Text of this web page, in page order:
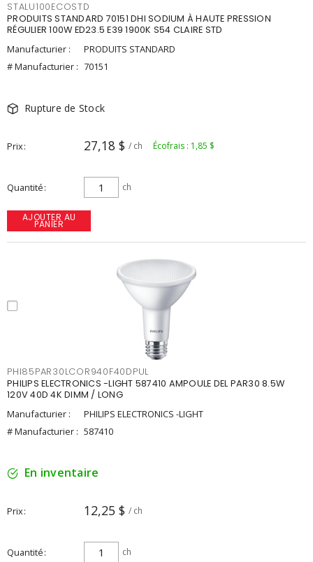
STALU100ECOSTD
PRODUITS STANDARD 70151 DHI SODIUM À HAUTE PRESSION
RÉGULIER 100W ED23.5 E39 1900K S54 CLAIRE STD
Manufacturier :
PRODUITS STANDARD
# Manufacturier : 70151
Rupture de Stock
Prix 27,18 $ / ch Écofrais : 1,85 $
Quantité ch
AJOUTER AU
PANIER
PHI85PAR30LCOR940F40DPUL
PHILIPS ELECTRONICS -LIGHT 587410 AMPOULE DEL PAR30 8.5W
120V 40D 4K DIMM / LONG
Manufacturier :
PHILIPS ELECTRONICS -LIGHT
# Manufacturier : 587410
En inventaire
Prix 12,25 $ / ch
Quantité ch